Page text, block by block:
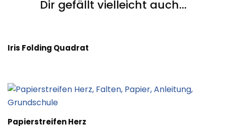
Dir gefällt vielleicht auch...
Iris Folding Quadrat
Papierstreifen Herz